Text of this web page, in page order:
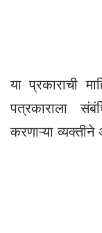
या प्रकाराची
पत्रकाराला
करणाऱ्या व्यक्तीने